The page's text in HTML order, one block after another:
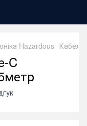
Hazardous Кабель
C